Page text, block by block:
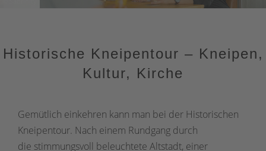
Historische Kneipentour – Kneipen,
Kultur, Kirche
Gemütlich einkehren kann man bei der Historischen
Kneipentour. Nach einem Rundgang durch
die stimmungsvoll beleuchtete Altstadt, einer